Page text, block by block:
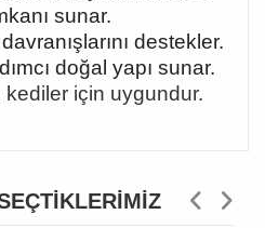
sunar.
destekler.
doğal yapı sunar.
için uygundur.